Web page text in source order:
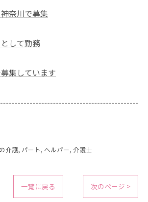
奈川で募集
して勤務
集しています
介護 パート ヘルパー 介護士
一覧に戻る 次のページ >